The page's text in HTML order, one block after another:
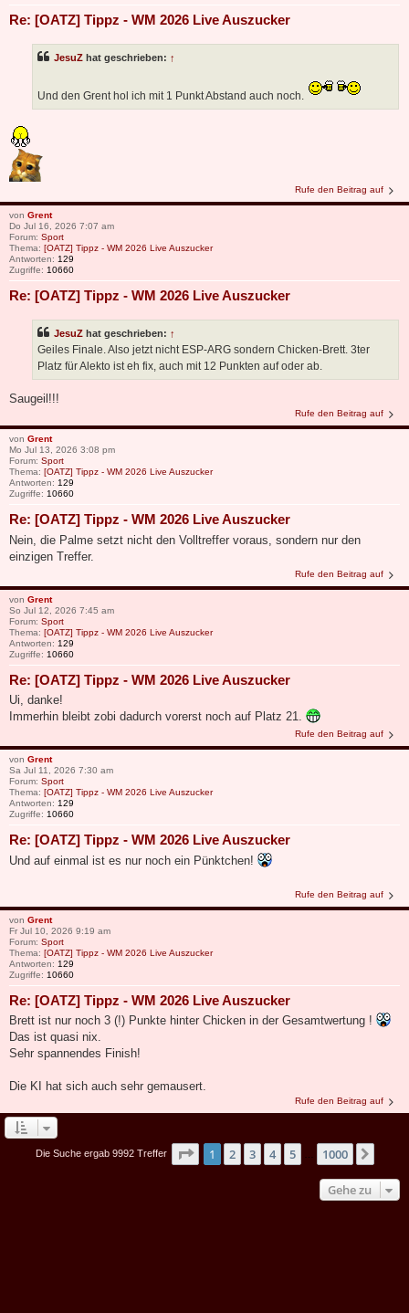
Re: [OATZ] Tippz - WM 2026 Live Auszucker
JesuZ hat geschrieben: ↑
Und den Grent hol ich mit 1 Punkt Abstand auch noch.
Rufe den Beitrag auf
von Grent
Do Jul 16, 2026 7:07 am
Forum: Sport
Thema: [OATZ] Tippz - WM 2026 Live Auszucker
Antworten: 129
Zugriffe: 10660
Re: [OATZ] Tippz - WM 2026 Live Auszucker
JesuZ hat geschrieben: ↑
Geiles Finale. Also jetzt nicht ESP-ARG sondern Chicken-Brett. 3ter
Platz für Alekto ist eh fix, auch mit 12 Punkten auf oder ab.
Saugeil!!!
Rufe den Beitrag auf
von Grent
Mo Jul 13, 2026 3:08 pm
Forum: Sport
Thema: [OATZ] Tippz - WM 2026 Live Auszucker
Antworten: 129
Zugriffe: 10660
Re: [OATZ] Tippz - WM 2026 Live Auszucker
Nein, die Palme setzt nicht den Volltreffer voraus, sondern nur den
einzigen Treffer.
Rufe den Beitrag auf
von Grent
So Jul 12, 2026 7:45 am
Forum: Sport
Thema: [OATZ] Tippz - WM 2026 Live Auszucker
Antworten: 129
Zugriffe: 10660
Re: [OATZ] Tippz - WM 2026 Live Auszucker
Ui, danke!
Immerhin bleibt zobi dadurch vorerst noch auf Platz 21.
Rufe den Beitrag auf
von Grent
Sa Jul 11, 2026 7:30 am
Forum: Sport
Thema: [OATZ] Tippz - WM 2026 Live Auszucker
Antworten: 129
Zugriffe: 10660
Re: [OATZ] Tippz - WM 2026 Live Auszucker
Und auf einmal ist es nur noch ein Pünktchen!
Rufe den Beitrag auf
von Grent
Fr Jul 10, 2026 9:19 am
Forum: Sport
Thema: [OATZ] Tippz - WM 2026 Live Auszucker
Antworten: 129
Zugriffe: 10660
Re: [OATZ] Tippz - WM 2026 Live Auszucker
Brett ist nur noch 3 (!) Punkte hinter Chicken in der Gesamtwertung !
Das ist quasi nix.
Sehr spannendes Finish!
Die KI hat sich auch sehr gemausert.
Rufe den Beitrag auf
Die Suche ergab 9992 Treffer Seite 1von 1000
1 2 3 4 5 1000
Gehe zu